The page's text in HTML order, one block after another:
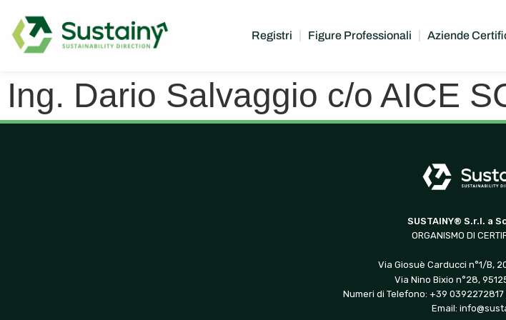
Registri Figure Professionali Aziende
Ing. Dario Salvaggio c/o AICE
SUSTAINY® S.r.l. a
ORGANISMO DI
Via Giosuè Carducci n°1/B,
Via Nino Bixio n°28,
Numeri di Telefono: +39
Email: